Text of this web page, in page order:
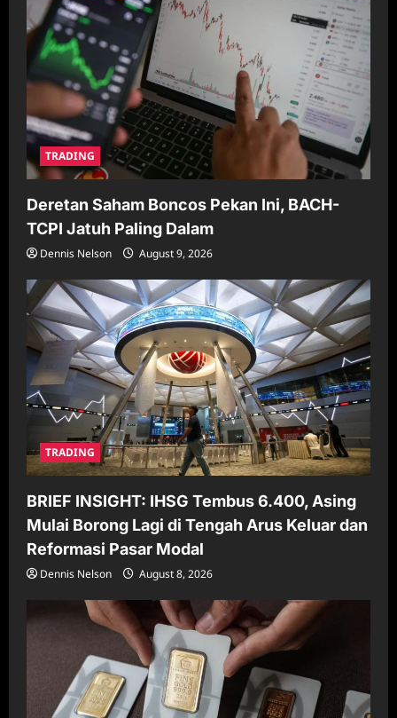
t
i
TRADING
Deretan Saham Boncos Pekan Ini, BACH-
TCPI Jatuh Paling Dalam
Dennis Nelson August 9, 2026
TRADING
BRIEF INSIGHT: IHSG Tembus 6.400, Asing
Mulai Borong Lagi di Tengah Arus Keluar dan
Reformasi Pasar Modal
Dennis Nelson August 8, 2026